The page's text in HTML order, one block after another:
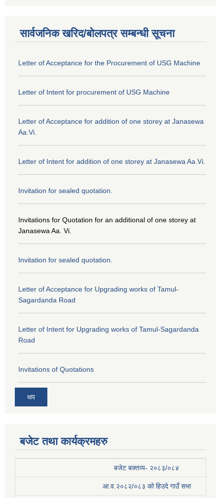
सार्वजनिक खरिद/बोलपत्र सम्बन्धी सूचना
Letter of Acceptance for the Procurement of USG Machine
Letter of Intent for procurement of USG Machine
Letter of Acceptance for addition of one storey at Janasewa
Aa.Vi.
Letter of Intent for addition of one storey at Janasewa Aa.Vi.
Invitation for sealed quotation.
Invitations for Quotation for an additional of one storey at
Janasewa Aa. Vi.
Invitation for sealed quotation.
Letter of Acceptance for Upgrading works of Tamul-
Sagardanda Road
Letter of Intent for Upgrading works of Tamul-Sagardanda
Road
Invitations of Quotations
थप
बजेट तथा कार्यक्रमहरु
बजेट बक्तव्य- २०८३/०८४
आ.व.२०८२/०८३ को हिउदे गाउँ सभा